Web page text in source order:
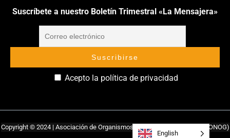
Suscríbete a nuestro Boletín Trimestral «La Mensajera»
Acepto la política de privacidad
Copyright © 2024 | Asociación de Organismos No Gubernamentales (ASONOG)
English